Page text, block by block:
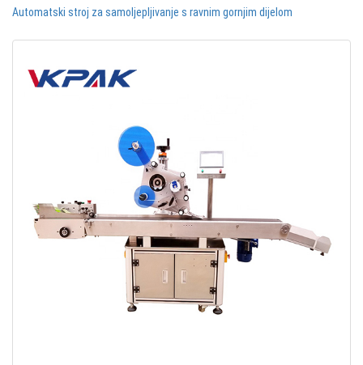
Automatski stroj za samoljepljivanje s ravnim gornjim dijelom